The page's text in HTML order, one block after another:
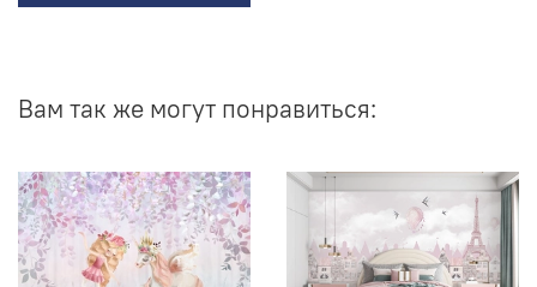
Вам так же могут понравиться: